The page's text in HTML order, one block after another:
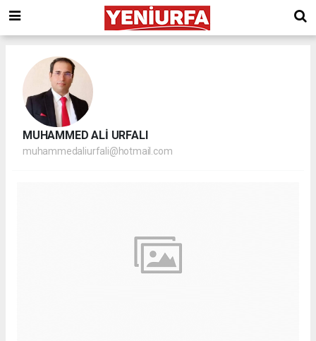
MUHAMMED ALİ URFALI
muhammedaliurfali@hotmail.com